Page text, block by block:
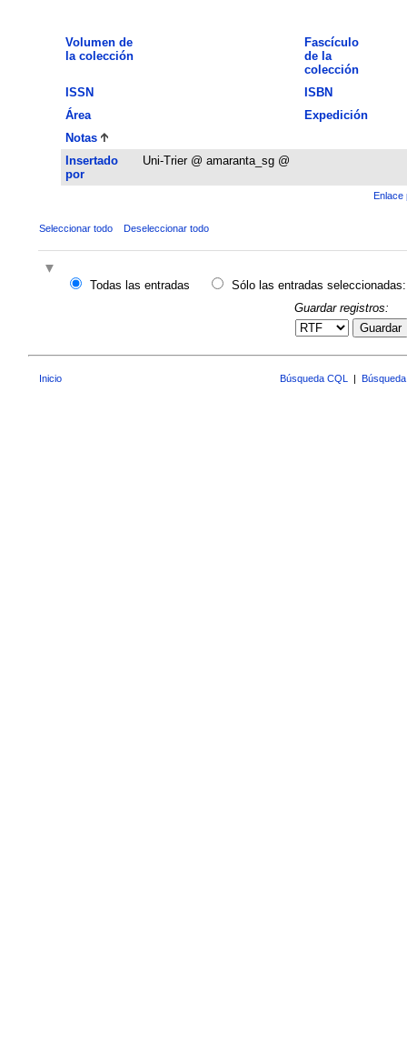
Volumen de
la colección
Fascículo
de la
colección
ISSN
ISBN
Área
Expedición
Notas
Insertado
por
Uni-Trier @ amaranta_sg @
Enlace
Seleccionar todo Deseleccionar todo
Todas las entradas
Sólo las entradas seleccionadas:
Guardar registros:
Guardar
Inicio Búsqueda CQL